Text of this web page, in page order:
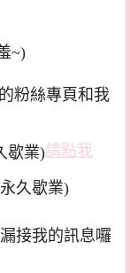
~)
粉絲專頁和我
請點我
接我的訊息囉